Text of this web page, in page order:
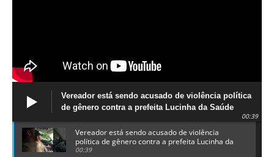
Vereador está sendo acusado de violência política
de gênero contra a prefeita Lucinha da Saúde
00:39
Vereador está sendo acusado de violência
política de gênero contra a prefeita Lucinha da
Saúde
00:39